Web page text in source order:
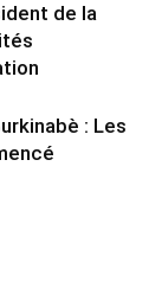
de la
: Les